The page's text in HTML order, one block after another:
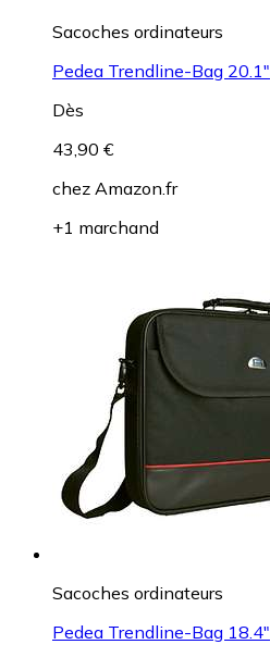
Sacoches ordinateurs
Pedea Trendline-Bag 20.1"
Dès
43,90 €
chez Amazon.fr
+1 marchand
Sacoches ordinateurs
Pedea Trendline-Bag 18.4"